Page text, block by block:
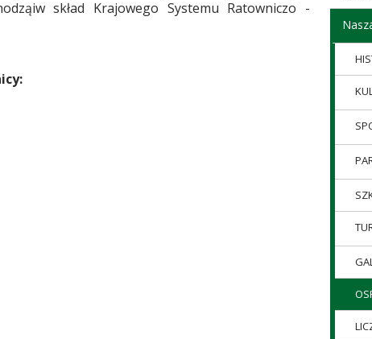
skład Krajowego Systemu Ratowniczo -